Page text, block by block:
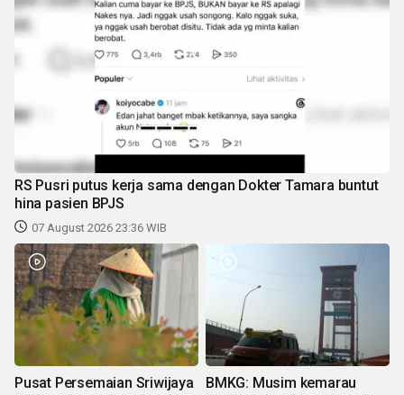
RS Pusri putus kerja sama dengan Dokter Tamara buntut
hina pasien BPJS
07 August 2026 23:36 WIB
Pusat Persemaian Sriwijaya
BMKG: Musim kemarau